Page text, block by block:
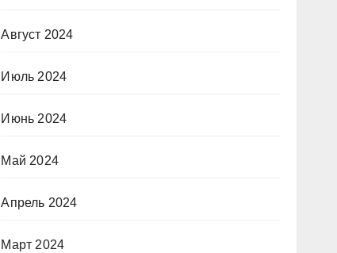
Август 2024
Июль 2024
Июнь 2024
Май 2024
Апрель 2024
Март 2024